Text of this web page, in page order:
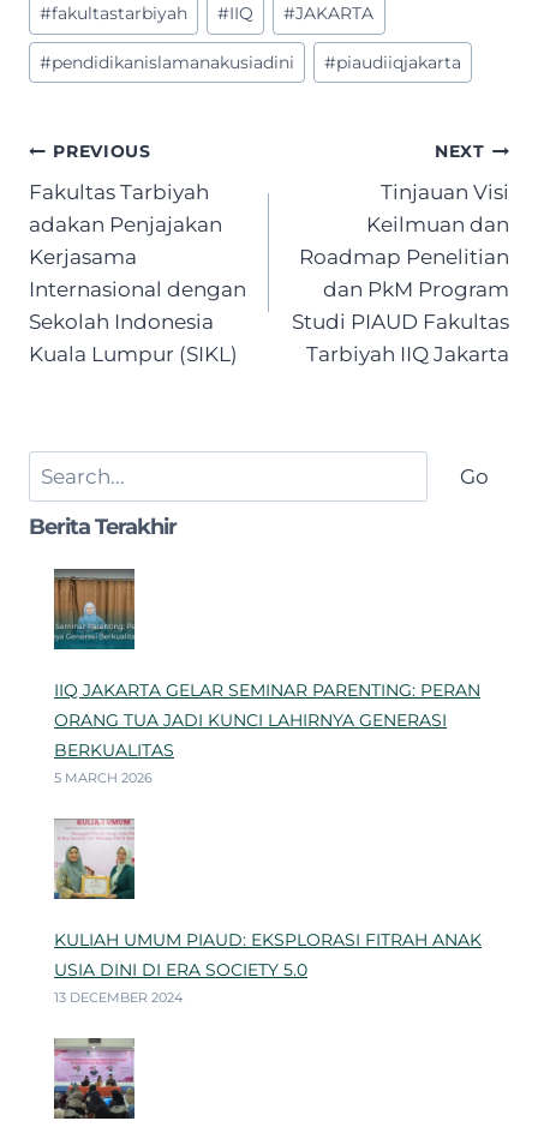
Tags:
#fakultastarbiyah #IIQ #JAKARTA
#pendidikanislamanakusiadini #piaudiiqjakarta
Post
navigation
PREVIOUS
Fakultas Tarbiyah
adakan Penjajakan
Kerjasama
Internasional dengan
Sekolah Indonesia
Kuala Lumpur (SIKL)
NEXT
Tinjauan Visi
Keilmuan dan
Roadmap Penelitian
dan PkM Program
Studi PIAUD Fakultas
Tarbiyah IIQ Jakarta
Search Go
Berita Terakhir
IIQ JAKARTA GELAR SEMINAR PARENTING: PERAN
ORANG TUA JADI KUNCI LAHIRNYA GENERASI
BERKUALITAS
5 MARCH 2026
KULIAH UMUM PIAUD: EKSPLORASI FITRAH ANAK
USIA DINI DI ERA SOCIETY 5.0
13 DECEMBER 2024